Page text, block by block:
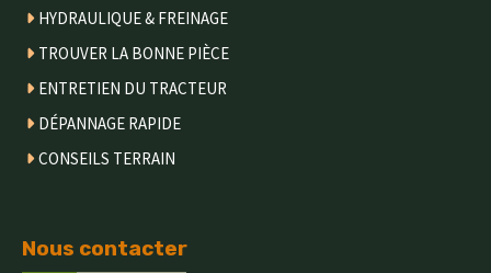
HYDRAULIQUE & FREINAGE
TROUVER LA BONNE PIÈCE
ENTRETIEN DU TRACTEUR
DÉPANNAGE RAPIDE
CONSEILS TERRAIN
Nous contacter